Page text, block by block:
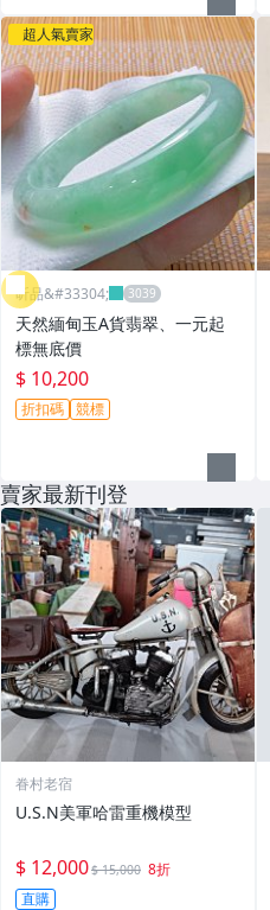
超人氣賣家
昕品&#33304;
天然緬甸玉A貨翡翠、一元起
標無底價
$ 10,200
折扣碼 競標
賣家最新刊登
眷村老宿
U.S.N美軍哈雷重機模型
$ 12,000$ 15,000 8折
直購